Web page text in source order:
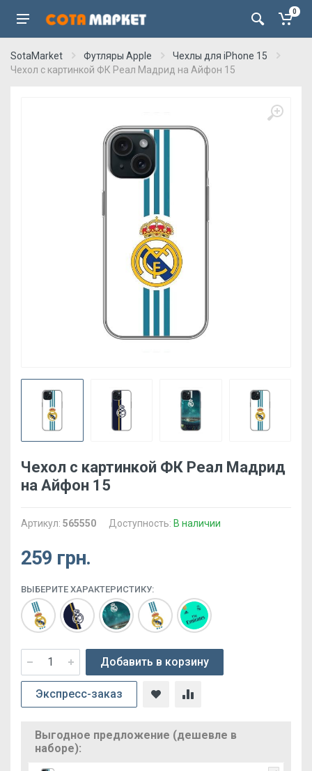
0
SotaMarket Футляры Apple
Чехлы для iPhone 15
Чехол с картинкой ФК Реал Мадрид на Айфон 15
Чехол с картинкой ФК Реал Мадрид
на Айфон 15
Артикул: 565550 Доступность: В наличии
259 грн.
ВЫБЕРИТЕ ХАРАКТЕРИСТИКУ:
Добавить в корзину
Экспресс-заказ
Выгодное предложение (дешевле в
наборе):